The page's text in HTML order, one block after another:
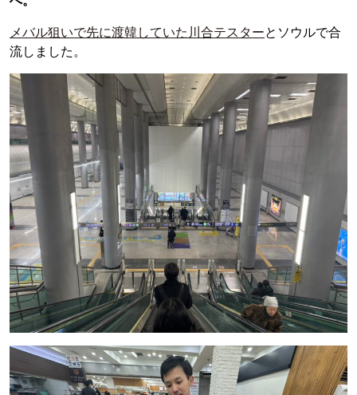
メバル狙いで先に渡韓していた川合テスターとソウルで合
流しました。